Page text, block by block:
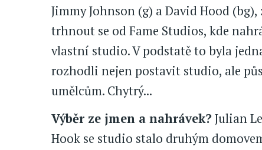
Jimmy Johnson (g) a David Hood
trhnout se od Fame Studios, kde
vlastní studio. V podstatě to byla
rozhodli nejen postavit studio, ale
umělcům. Chytrý...
Výběr ze jmen a nahrávek?Julian
Hook se studio stalo druhým